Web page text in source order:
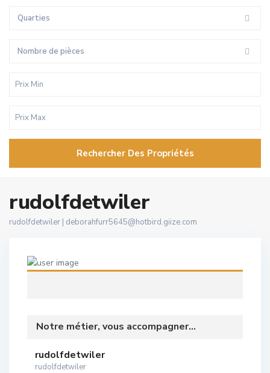
Quarties
Nombre de pièces
Rechercher Des Propriétés
rudolfdetwiler
rudolfdetwiler | deborahfurr5645@hotbird.giize.com
Notre métier, vous accompagner...
rudolfdetwiler
rudolfdetwiler